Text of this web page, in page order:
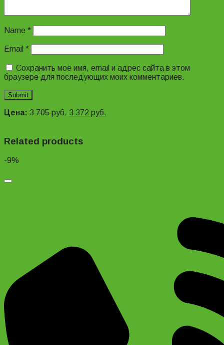
Name *
Email *
Сохранить моё имя, email и адрес сайта в этом
браузере для последующих моих комментариев.
Цена: 3 705руб. 3 372 руб.
Related products
-9%